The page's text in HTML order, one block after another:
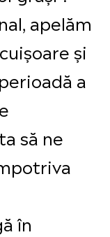
apelăm
și
a
să ne
în